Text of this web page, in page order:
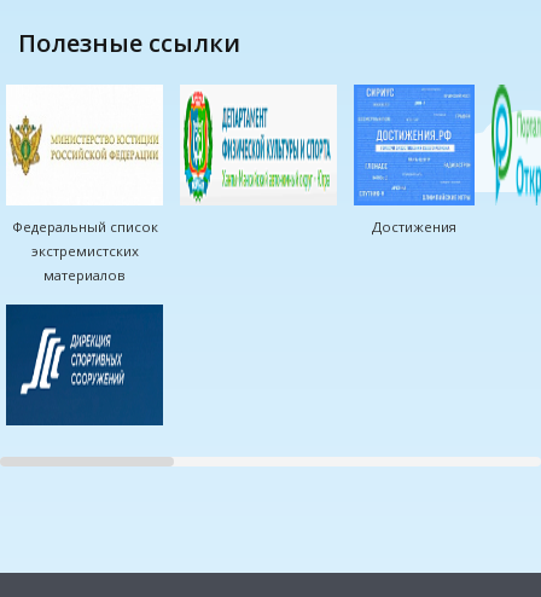
полезные ссылки
Федеральный список
экстремистских
материалов
Достижения